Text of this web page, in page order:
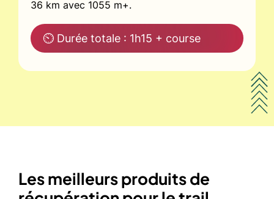
36 km avec 1055 m+.
⏲ Durée totale : 1h15 + course
Les meilleurs produits de